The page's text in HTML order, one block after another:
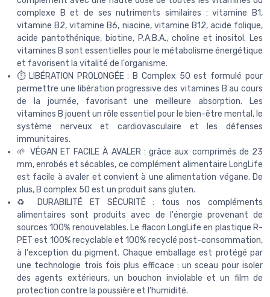
complexe B et de ses nutriments similaires : vitamine B1,
vitamine B2, vitamine B6, niacine, vitamine B12, acide folique,
acide pantothénique, biotine, P.A.B.A., choline et inositol. Les
vitamines B sont essentielles pour le métabolisme énergétique
et favorisent la vitalité de l'organisme.
⏱ LIBÉRATION PROLONGÉE : B Complex 50 est formulé pour
permettre une libération progressive des vitamines B au cours
de la journée, favorisant une meilleure absorption. Les
vitamines B jouent un rôle essentiel pour le bien-être mental, le
système nerveux et cardiovasculaire et les défenses
immunitaires.
🌱 VÉGAN ET FACILE À AVALER : grâce aux comprimés de 23
mm, enrobés et sécables, ce complément alimentaire LongLife
est facile à avaler et convient à une alimentation végane. De
plus, B complex 50 est un produit sans gluten.
♻ DURABILITÉ ET SÉCURITÉ : tous nos compléments
alimentaires sont produits avec de l'énergie provenant de
sources 100% renouvelables. Le flacon LongLife en plastique R-
PET est 100% recyclable et 100% recyclé post-consommation,
à l'exception du pigment. Chaque emballage est protégé par
une technologie trois fois plus efficace : un sceau pour isoler
des agents extérieurs, un bouchon inviolable et un film de
protection contre la poussière et l'humidité.